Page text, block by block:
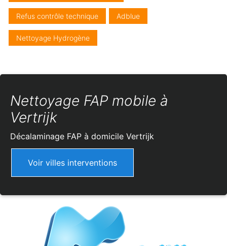
Refus contrôle technique Adblue
Nettoyage Hydrogène
Nettoyage FAP mobile à
Vertrijk
Décalaminage FAP à domicile Vertrijk
Voir villes interventions